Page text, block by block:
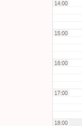
14:00
15:00
16:00
17:00
18:00